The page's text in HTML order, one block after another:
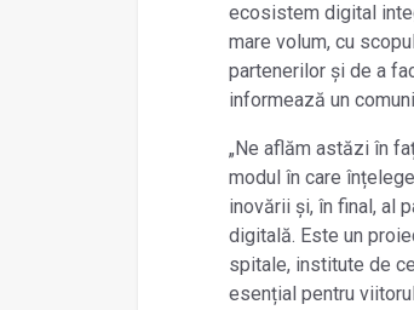
ecosistem digital
mare volum, cu
partenerilor și de a
informează un
„Ne aflăm astăzi în
modul în care
inovării și, în final, al
digitală. Este un
spitale, institute de
esențial pentru